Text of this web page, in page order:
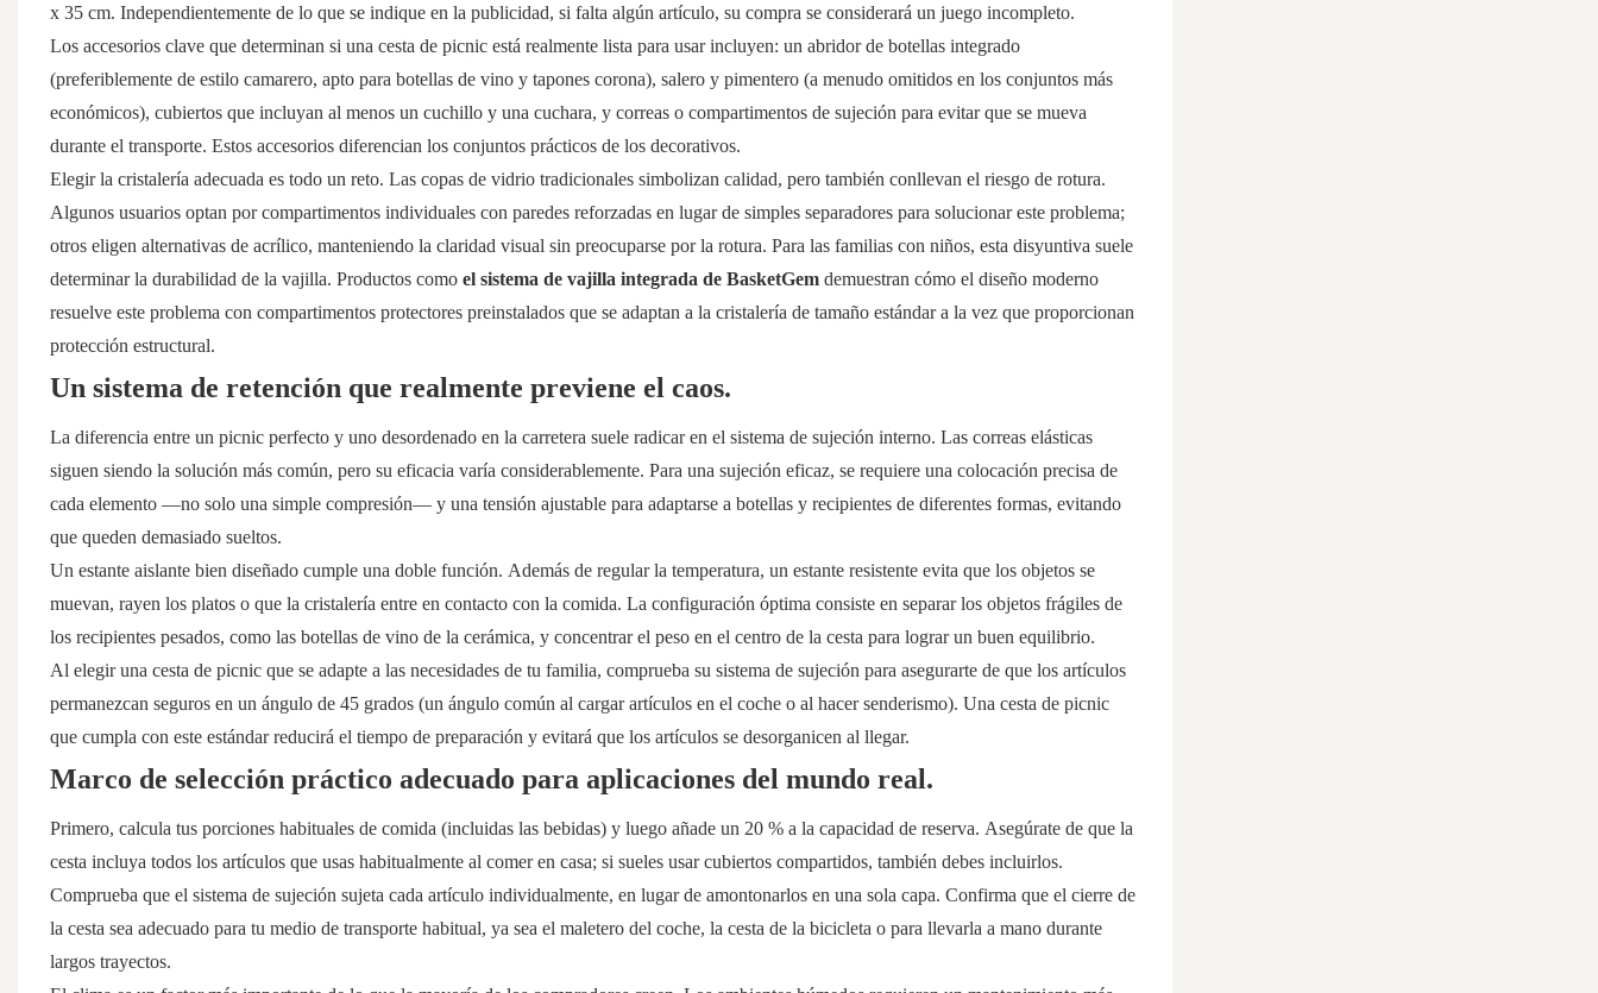
x 35 cm. Independientemente de lo que se indique en la publicidad, si falta algún artículo, su compra se considerará un juego incompleto.
Los accesorios clave que determinan si una cesta de picnic está realmente lista para usar incluyen: un abridor de botellas integrado
(preferiblemente de estilo camarero, apto para botellas de vino y tapones corona), salero y pimentero (a menudo omitidos en los conjuntos más
económicos), cubiertos que incluyan al menos un cuchillo y una cuchara, y correas o compartimentos de sujeción para evitar que se mueva
durante el transporte. Estos accesorios diferencian los conjuntos prácticos de los decorativos.
Elegir la cristalería adecuada es todo un reto. Las copas de vidrio tradicionales simbolizan calidad, pero también conllevan el riesgo de rotura.
Algunos usuarios optan por compartimentos individuales con paredes reforzadas en lugar de simples separadores para solucionar este problema;
otros eligen alternativas de acrílico, manteniendo la claridad visual sin preocuparse por la rotura. Para las familias con niños, esta disyuntiva suele
determinar la durabilidad de la vajilla. Productos como el sistema de vajilla integrada de BasketGem demuestran cómo el diseño moderno
resuelve este problema con compartimentos protectores preinstalados que se adaptan a la cristalería de tamaño estándar a la vez que proporcionan
protección estructural.
Un sistema de retención que realmente previene el caos.
La diferencia entre un picnic perfecto y uno desordenado en la carretera suele radicar en el sistema de sujeción interno. Las correas elásticas
siguen siendo la solución más común, pero su eficacia varía considerablemente. Para una sujeción eficaz, se requiere una colocación precisa de
cada elemento —no solo una simple compresión— y una tensión ajustable para adaptarse a botellas y recipientes de diferentes formas, evitando
que queden demasiado sueltos.
Un estante aislante bien diseñado cumple una doble función. Además de regular la temperatura, un estante resistente evita que los objetos se
muevan, rayen los platos o que la cristalería entre en contacto con la comida. La configuración óptima consiste en separar los objetos frágiles de
los recipientes pesados, como las botellas de vino de la cerámica, y concentrar el peso en el centro de la cesta para lograr un buen equilibrio.
Al elegir una cesta de picnic que se adapte a las necesidades de tu familia, comprueba su sistema de sujeción para asegurarte de que los artículos
permanezcan seguros en un ángulo de 45 grados (un ángulo común al cargar artículos en el coche o al hacer senderismo). Una cesta de picnic
que cumpla con este estándar reducirá el tiempo de preparación y evitará que los artículos se desorganicen al llegar.
Marco de selección práctico adecuado para aplicaciones del mundo real.
Primero, calcula tus porciones habituales de comida (incluidas las bebidas) y luego añade un 20 % a la capacidad de reserva. Asegúrate de que la
cesta incluya todos los artículos que usas habitualmente al comer en casa; si sueles usar cubiertos compartidos, también debes incluirlos.
Comprueba que el sistema de sujeción sujeta cada artículo individualmente, en lugar de amontonarlos en una sola capa. Confirma que el cierre de
la cesta sea adecuado para tu medio de transporte habitual, ya sea el maletero del coche, la cesta de la bicicleta o para llevarla a mano durante
largos trayectos.